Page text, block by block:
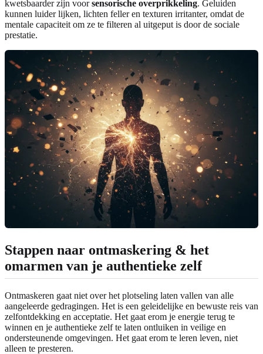
kwetsbaarder zijn voorsensorische overprikkeling. Geluiden
kunnen luider lijken, lichten feller en texturen irritanter, omdat de
mentale capaciteit om ze te filteren al uitgeput is door de sociale
prestatie.
Stappen naar ontmaskering & het
omarmen van je authentieke zelf
Ontmaskeren gaat niet over het plotseling laten vallen van alle
aangeleerde gedragingen. Het is een geleidelijke en bewuste reis van
zelfontdekking en acceptatie. Het gaat erom je energie terug te
winnen en je authentieke zelf te laten ontluiken in veilige en
ondersteunende omgevingen. Het gaat erom te leren leven, niet
alleen te presteren.